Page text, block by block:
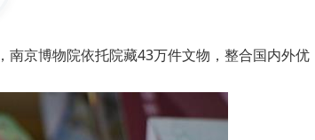
南京博物院依托院藏43万件文物，整合国内外优